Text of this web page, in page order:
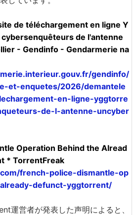
de téléchargement en ligne Y
cybersenquêteurs de l'antenne
- Gendinfo - Gendarmerie na
gendinfo/
et-enquetes/2026/demantele
en-ligne-yggtorre
de-l-antenne-uncyber
Operation Behind the Alread
* TorrentFreak
french-police-dismantle-op
defunct-yggtorrent/
運営者が発表した声明によると、